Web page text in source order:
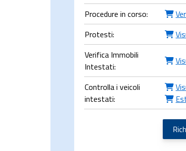
Procedure in corso:
Protesti:
Verifica Immobili
Intestati:
Controlla i veicoli
intestati: